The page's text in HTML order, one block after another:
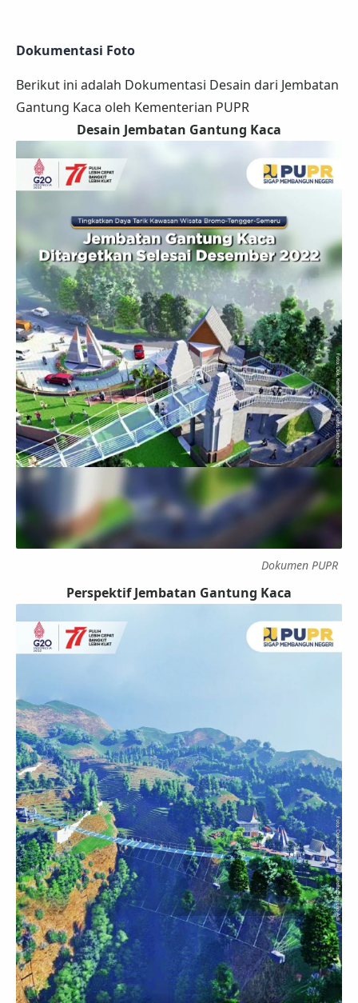
Dokumentasi Foto
Berikut ini adalah Dokumentasi Desain dari Jembatan
Gantung Kaca oleh Kementerian PUPR
Desain Jembatan Gantung Kaca
Dokumen PUPR
Perspektif Jembatan Gantung Kaca